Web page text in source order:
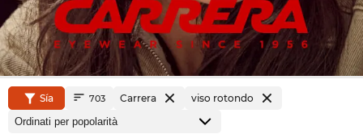
Sía 703 Carrera viso rotondo